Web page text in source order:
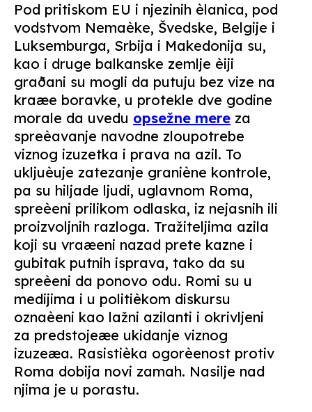
Pod pritiskom EU i njezinih èlanica, pod
vodstvom Nemaèke, Švedske, Belgije i
Luksemburga, Srbija i Makedonija su,
kao i druge balkanske zemlje èiji
graðani su mogli da putuju bez vize na
kraæe boravke, u protekle dve godine
morale da uvedu opsežne mere za
spreèavanje navodne zloupotrebe
viznog izuzetka i prava na azil. To
ukljuèuje zatezanje graniène kontrole,
pa su hiljade ljudi, uglavnom Roma,
spreèeni prilikom odlaska, iz nejasnih ili
proizvoljnih razloga. Tražiteljima azila
koji su vraæeni nazad prete kazne i
gubitak putnih isprava, tako da su
spreèeni da ponovo odu. Romi su u
medijima i u politièkom diskursu
oznaèeni kao lažni azilanti i okrivljeni
za predstojeæe ukidanje viznog
izuzeæa. Rasistièka ogorèenost protiv
Roma dobija novi zamah. Nasilje nad
njima je u porastu.